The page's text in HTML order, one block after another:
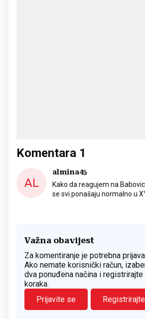
Komentara 1
AL
almina45
Kako da reagujem na
se svi ponašaju normalno u
Važna obavijest
Za komentiranje je potrebna
Ako nemate korisnički račun,
dva ponuđena načina i
koraka.
Prijavite se